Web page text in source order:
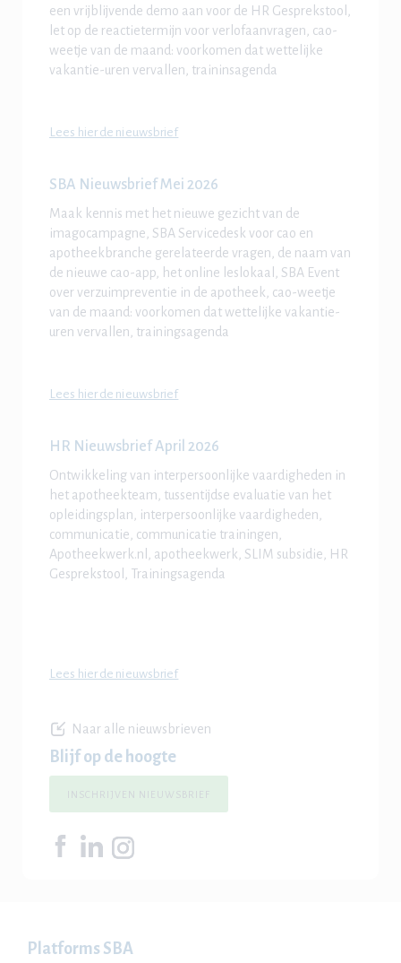
een vrijblijvende demo aan voor de HR Gesprekstool,
let op de reactietermijn voor verlofaanvragen, cao-
weetje van de maand: voorkomen dat wettelijke
vakantie-uren vervallen, traininsagenda
Lees hier de nieuwsbrief
SBA Nieuwsbrief Mei 2026
Maak kennis met het nieuwe gezicht van de
imagocampagne, SBA Servicedesk voor cao en
apotheekbranche gerelateerde vragen, de naam van
de nieuwe cao-app, het online leslokaal, SBA Event
over verzuimpreventie in de apotheek, cao-weetje
van de maand: voorkomen dat wettelijke vakantie-
uren vervallen, trainingsagenda
Lees hier de nieuwsbrief
HR Nieuwsbrief April 2026
Ontwikkeling van interpersoonlijke vaardigheden in
het apotheekteam, tussentijdse evaluatie van het
opleidingsplan, interpersoonlijke vaardigheden,
communicatie, communicatie trainingen,
Apotheekwerk.nl, apotheekwerk, SLIM subsidie, HR
Gesprekstool, Trainingsagenda
Lees hier de nieuwsbrief
Naar alle nieuwsbrieven
Blijf op de hoogte
INSCHRIJVEN NIEUWSBRIEF
Platforms SBA